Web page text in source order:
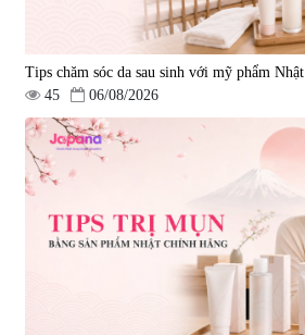
Tips chăm sóc da sau sinh với mỹ phẩm Nhật
45
06/08/2026